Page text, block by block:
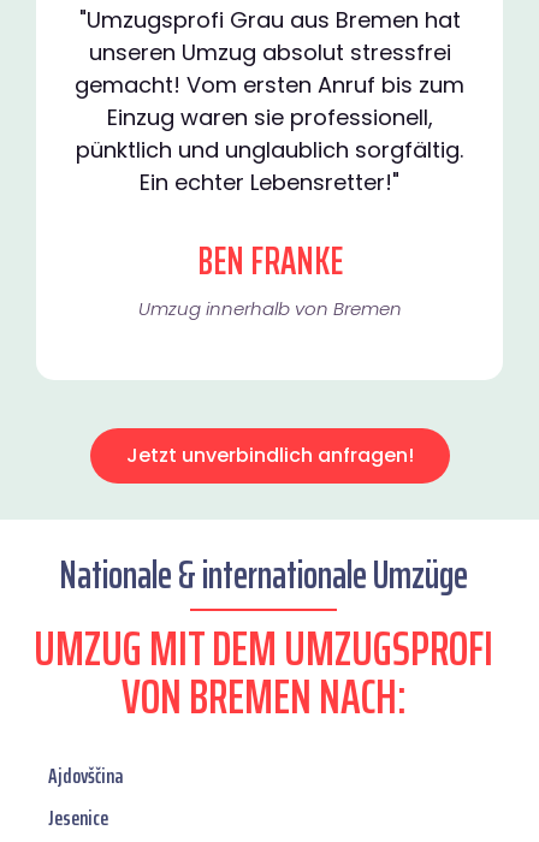
"Umzugsprofi Grau aus Bremen hat
unseren Umzug absolut stressfrei
gemacht! Vom ersten Anruf bis zum
Einzug waren sie professionell,
pünktlich und unglaublich sorgfältig.
Ein echter Lebensretter!"
BEN FRANKE
Umzug innerhalb von Bremen​
Jetzt unverbindlich anfragen!
Nationale & internationale Umzüge
UMZUG MIT DEM UMZUGSPROFI
VON BREMEN NACH:
Ajdovščina
Jesenice